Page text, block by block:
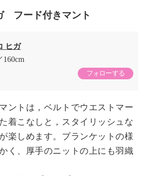
フード付きマント
ヒガ
160cm
フォローする
ントは，ベルトでウエストマー
着こなしと，スタイリッシュな
楽しめます。ブランケットの様
く、厚手のニットの上にも羽織